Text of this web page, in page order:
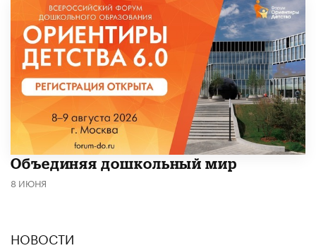
​Объединяя дошкольный мир
8 ИЮНЯ
НОВОСТИ